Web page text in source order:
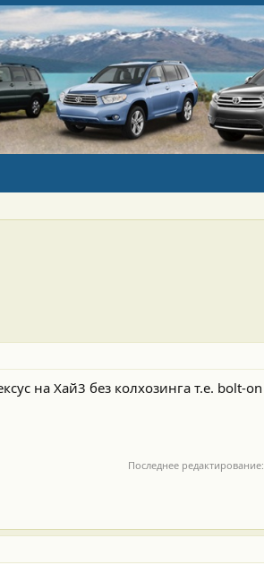
на Хай3 без колхозинга т.е. bolt-on
Последнее редактирование: